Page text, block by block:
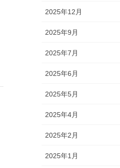
2025年12月
2025年9月
2025年7月
2025年6月
2025年5月
2025年4月
2025年2月
2025年1月